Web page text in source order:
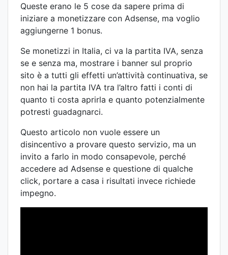
Queste erano le 5 cose da sapere prima di
iniziare a monetizzare con Adsense, ma voglio
aggiungerne 1 bonus.
Se monetizzi in Italia, ci va la partita IVA, senza
se e senza ma, mostrare i banner sul proprio
sito è a tutti gli effetti un’attività continuativa, se
non hai la partita IVA tra l’altro fatti i conti di
quanto ti costa aprirla e quanto potenzialmente
potresti guadagnarci.
Questo articolo non vuole essere un
disincentivo a provare questo servizio, ma un
invito a farlo in modo consapevole, perché
accedere ad Adsense e questione di qualche
click, portare a casa i risultati invece richiede
impegno.